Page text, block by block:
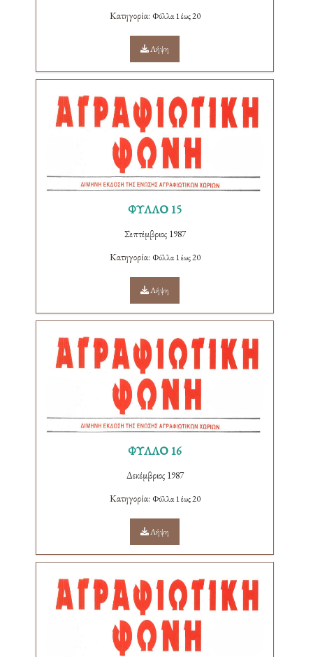
Κατηγορία: Φύλλα 1 έως 20
Λήψη
ΦΥΛΛΟ 15
Σεπτέμβριος 1987
Κατηγορία: Φύλλα 1 έως 20
Λήψη
ΦΥΛΛΟ 16
Δεκέμβριος 1987
Κατηγορία: Φύλλα 1 έως 20
Λήψη